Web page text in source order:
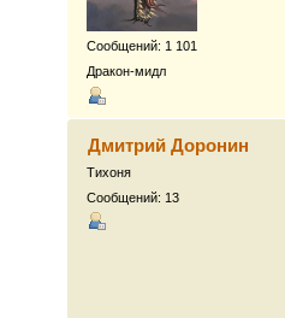
Сообщений: 1 101
Дракон-мидл
Дмитрий Доронин
Тихоня
Сообщений: 13